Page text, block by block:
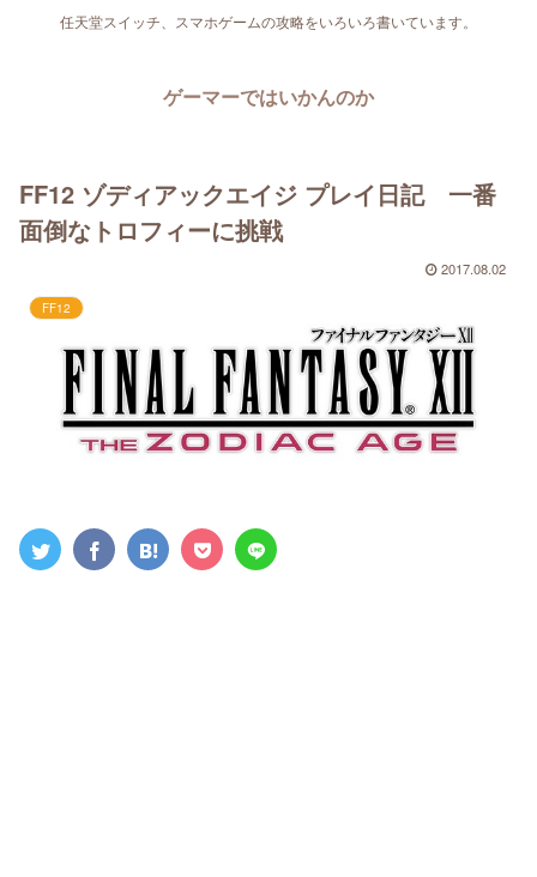
任天堂スイッチ、スマホゲームの攻略をいろいろ書いています。
ゲーマーではいかんのか
FF12 ゾディアックエイジ プレイ日記 一番
面倒なトロフィーに挑戦
2017.08.02
FF12